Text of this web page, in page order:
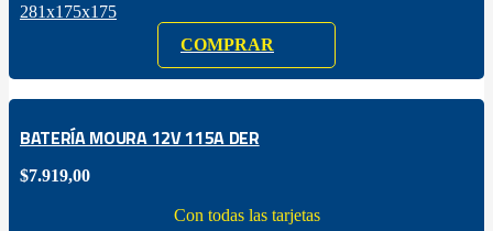
281x175x175
COMPRAR
BATERÍA MOURA 12V 115A DER
$7.919,00
Con todas las tarjetas